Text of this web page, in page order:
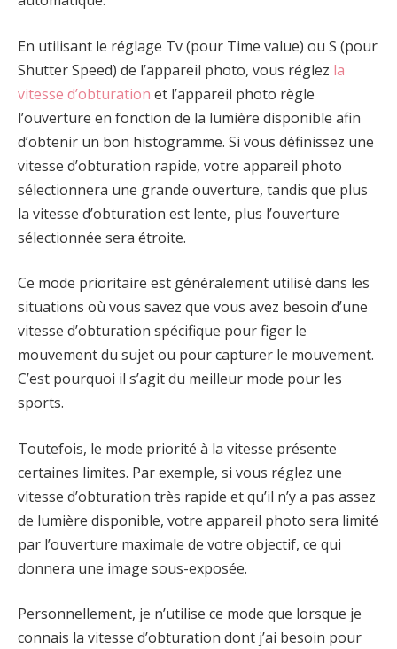
En utilisant le réglage Tv (pour Time value) ou S (pour
Shutter Speed) de l’appareil photo, vous réglez la
vitesse d’obturation et l’appareil photo règle
l’ouverture en fonction de la lumière disponible afin
d’obtenir un bon histogramme. Si vous définissez une
vitesse d’obturation rapide, votre appareil photo
sélectionnera une grande ouverture, tandis que plus
la vitesse d’obturation est lente, plus l’ouverture
sélectionnée sera étroite.
Ce mode prioritaire est généralement utilisé dans les
situations où vous savez que vous avez besoin d’une
vitesse d’obturation spécifique pour figer le
mouvement du sujet ou pour capturer le mouvement.
C’est pourquoi il s’agit du meilleur mode pour les
sports.
Toutefois, le mode priorité à la vitesse présente
certaines limites. Par exemple, si vous réglez une
vitesse d’obturation très rapide et qu’il n’y a pas assez
de lumière disponible, votre appareil photo sera limité
par l’ouverture maximale de votre objectif, ce qui
donnera une image sous-exposée.
Personnellement, je n’utilise ce mode que lorsque je
connais la vitesse d’obturation dont j’ai besoin pour